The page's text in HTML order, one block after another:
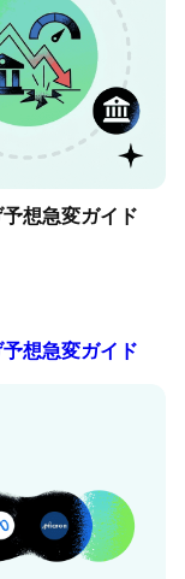
想急変ガイド
想急変ガイド